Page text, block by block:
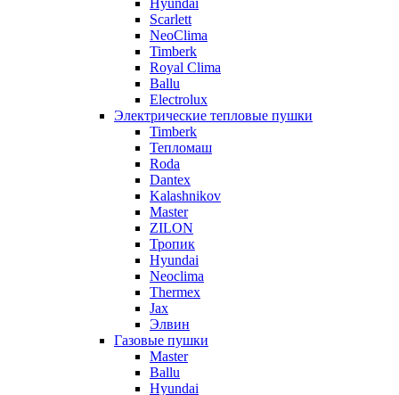
Hyundai
Scarlett
NeoClima
Timberk
Royal Clima
Ballu
Electrolux
Электрические тепловые пушки
Timberk
Тепломаш
Roda
Dantex
Kalashnikov
Master
ZILON
Тропик
Hyundai
Neoclima
Thermex
Jax
Элвин
Газовые пушки
Master
Ballu
Hyundai